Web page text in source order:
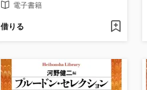
電子書籍
借りる